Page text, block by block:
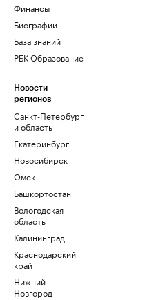
Финансы
Биографии
База знаний
РБК Образование
Новости
регионов
Санкт-Петербург
и область
Екатеринбург
Новосибирск
Омск
Башкортостан
Вологодская
область
Калининград
Краснодарский
край
Нижний
Новгород